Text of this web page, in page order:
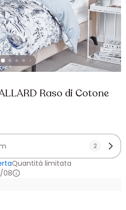
Raso di Cotone
2
Quantità limitata
08